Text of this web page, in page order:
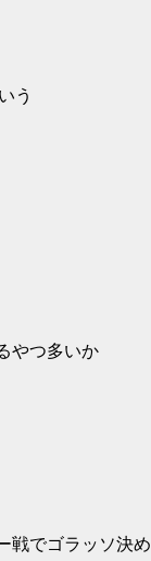
う
やつ多いか
戦でゴラッソ決め